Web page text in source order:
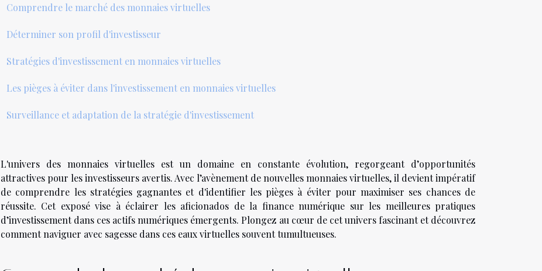
Comprendre le marché des monnaies virtuelles
Déterminer son profil d'investisseur
Stratégies d'investissement en monnaies virtuelles
Les pièges à éviter dans l'investissement en monnaies virtuelles
Surveillance et adaptation de la stratégie d'investissement
L'univers des monnaies virtuelles est un domaine en constante évolution, regorgeant d’opportunités
attractives pour les investisseurs avertis. Avec l’avènement de nouvelles monnaies virtuelles, il devient impératif
de comprendre les stratégies gagnantes et d'identifier les pièges à éviter pour maximiser ses chances de
réussite. Cet exposé vise à éclairer les aficionados de la finance numérique sur les meilleures pratiques
d’investissement dans ces actifs numériques émergents. Plongez au cœur de cet univers fascinant et découvrez
comment naviguer avec sagesse dans ces eaux virtuelles souvent tumultueuses.